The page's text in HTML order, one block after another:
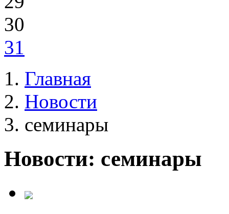
30
31
Главная
Новости
семинары
Новости: семинары